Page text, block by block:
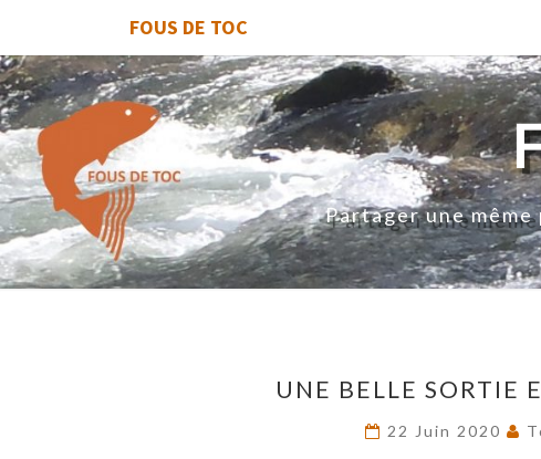
FOUS DE TOC
Partager une
UNE BELLE SORTIE
22 Juin 2020